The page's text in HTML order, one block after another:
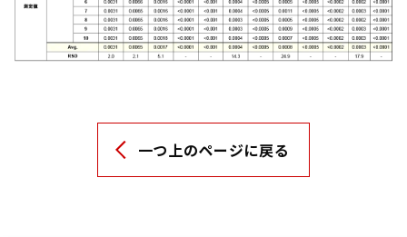
一つ上のページに戻る